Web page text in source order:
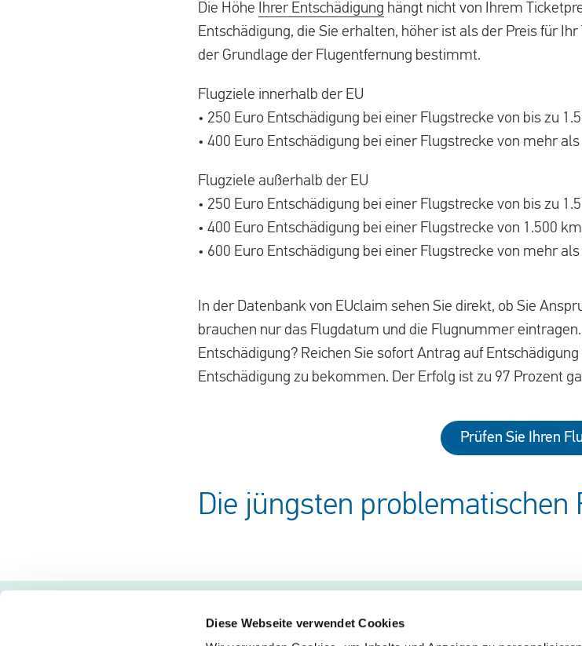
Diese Webseite verwendet Cookies
Die Höhe Ihrer Entschädigung hängt nicht von Ihrem
Entschädigung, die Sie erhalten, höher ist als der Preis für
der Grundlage der Flugentfernung bestimmt.
Flugziele innerhalb der EU
• 250 Euro Entschädigung bei einer Flugstrecke von bis zu
• 400 Euro Entschädigung bei einer Flugstrecke von mehr
Flugziele außerhalb der EU
• 250 Euro Entschädigung bei einer Flugstrecke von bis zu
• 400 Euro Entschädigung bei einer Flugstrecke von 1.500
• 600 Euro Entschädigung bei einer Flugstrecke von mehr
In der Datenbank von EUclaim sehen Sie direkt, ob Sie
brauchen nur das Flugdatum und die Flugnummer
Entschädigung? Reichen Sie sofort Antrag auf
Entschädigung zu bekommen. Der Erfolg ist zu 97 Prozent
Prüfen Sie Ihren
Die jüngsten problematischen
EUclaim